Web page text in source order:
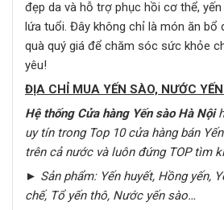
đẹp da và hỗ trợ phục hồi cơ thể,
lứa tuổi. Đây không chỉ là món ăn bổ
quà quý giá để chăm sóc sức khỏe
yêu!
ĐỊA CHỈ MUA YẾN SÀO, NƯỚC
Hệ thống Cửa hàng Yến sào Hà Nội
uy tín trong Top 10 cửa hàng bán
trên cả nướcvà luôn đứng TOP tìm
► Sản phẩm: Yến huyết, Hồng yến,
chế, Tổ yến thô, Nước yến sào…